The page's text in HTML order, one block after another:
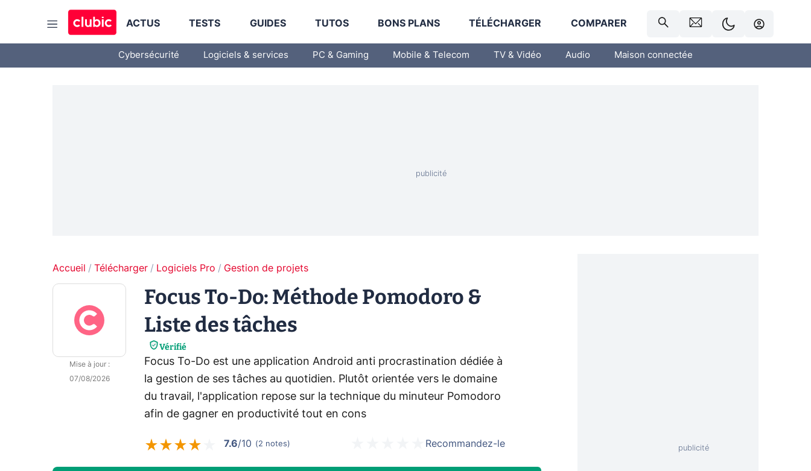
ACTUS TESTS GUIDES TUTOS BONS PLANS TÉLÉCHARGER COMPARER
Cybersécurité Logiciels & services PC & Gaming Mobile & Telecom TV & Vidéo Audio Maison connectée
Accueil Télécharger Logiciels Pro Gestion de projets
Mise à jour:
07/08/2026
Focus To-Do: Méthode Pomodoro &
Liste des tâches
Vérifié
Focus To-Do est une application Android anti procrastination dédiée à
la gestion de ses tâches au quotidien. Plutôt orientée vers le domaine
du travail, l'application repose sur la technique du minuteur Pomodoro
afin de gagner en productivité tout en cons
7.6/10 (2 notes) Recommandez-le